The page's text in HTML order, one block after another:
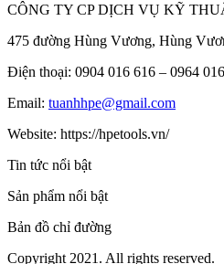
CÔNG TY CP DỊCH VỤ KỸ
475 đường Hùng Vương, Hùng
Điện thoại: 0904 016 616 – 0964
Email: tuanhhpe@gmail.com
Website: https://hpetools.vn/
Tin tức nổi bật
Sản phẩm nổi bật
Bản đồ chỉ đường
Copyright 2021. All rights reserved.